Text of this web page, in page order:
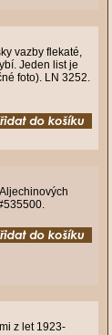
vazby flekaté,
Jeden list je
foto). LN 3252.
z let 1923-